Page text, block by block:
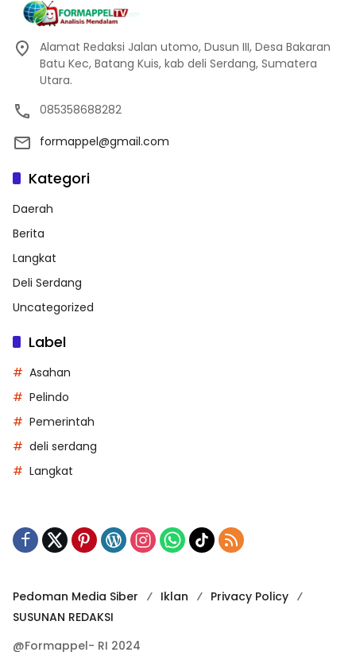
Alamat Redaksi Jalan utomo, Dusun III, Desa Bakaran
Batu Kec, Batang Kuis, kab deli Serdang, Sumatera
Utara.
085358688282
formappel@gmail.com
Kategori
Daerah
Berita
Langkat
Deli Serdang
Uncategorized
Label
Asahan
Pelindo
Pemerintah
deli serdang
Langkat
Pedoman Media Siber Iklan
Privacy Policy
SUSUNAN REDAKSI
@Formappel- RI 2024